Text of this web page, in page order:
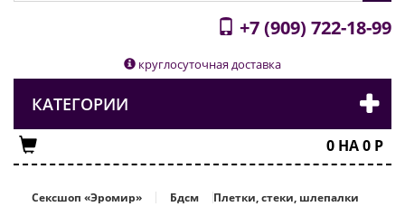
+7 (909) 722-18-99
круглосуточная доставка
КАТЕГОРИИ
0 НА0 Р
Сексшоп «Эромир» Бдсм Плетки, стеки, шлепалки